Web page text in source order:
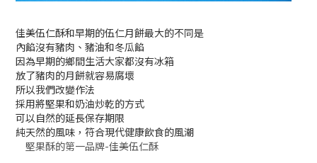
佳美伍仁酥和早期的伍仁月餅最大的不同是
內餡沒有豬肉、豬油和冬瓜餡
因為早期的鄉間生活大家都沒有冰箱
放了豬肉的月餅就容易腐壞
所以我們改變作法
採用將堅果和奶油炒乾的方式
可以自然的延長保存期限
純天然的風味，符合現代健康飲食的風潮
堅果酥的第一品牌-佳美伍仁酥